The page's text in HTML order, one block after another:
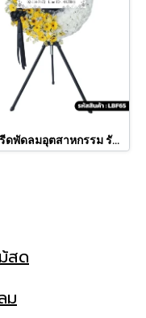
พวงหรีดพัดลมอุตสาหกรรม รัศมี (LBF65)
สด
ม